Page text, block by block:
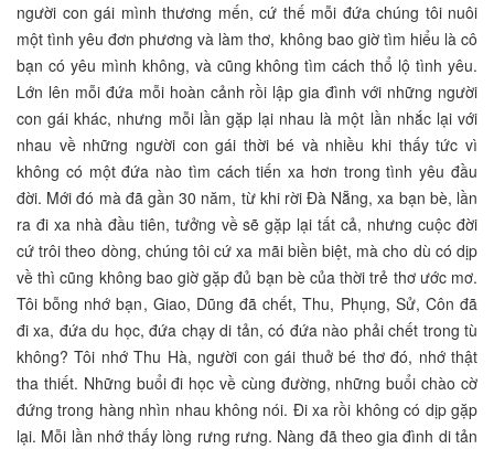
người con gái mình thương mến, cứ thế mỗi đứa chúng tôi nuôi
một tình yêu đơn phương và làm thơ, không bao giờ tìm hiểu là cô
bạn có yêu mình không, và cũng không tìm cách thổ lộ tình yêu.
Lớn lên mỗi đứa mỗi hoàn cảnh rồi lập gia đình với những người
con gái khác, nhưng mỗi lần gặp lại nhau là một lần nhắc lại với
nhau về những người con gái thời bé và nhiều khi thấy tức vì
không có một đứa nào tìm cách tiến xa hơn trong tình yêu đầu
đời. Mới đó mà đã gần 30 năm, từ khi rời Đà Nẵng, xa bạn bè, lần
ra đi xa nhà đầu tiên, tưởng về sẽ gặp lại tất cả, nhưng cuộc đời
cứ trôi theo dòng, chúng tôi cứ xa mãi biền biệt, mà cho dù có dịp
về thì cũng không bao giờ gặp đủ bạn bè của thời trẻ thơ ước mơ.
Tôi bỗng nhớ bạn, Giao, Dũng đã chết, Thu, Phụng, Sử, Côn đã
đi xa, đứa du học, đứa chạy di tản, có đứa nào phải chết trong tù
không? Tôi nhớ Thu Hà, người con gái thuở bé thơ đó, nhớ thật
tha thiết. Những buổi đi học về cùng đường, những buổi chào cờ
đứng trong hàng nhìn nhau không nói. Đi xa rồi không có dịp gặp
lại. Mỗi lần nhớ thấy lòng rưng rưng. Nàng đã theo gia đình di tản